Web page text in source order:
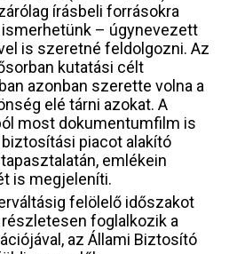
írásbeli forrásokra
ismerhetünk – úgynevezett
is szeretné feldolgozni. Az
kutatási célt
azonban szerette volna a
elé tárni azokat. A
most dokumentumfilm is
piacot alakító
emlékein
is megjeleníti.
felölelő időszakot
foglalkozik a
az Állami Biztosító